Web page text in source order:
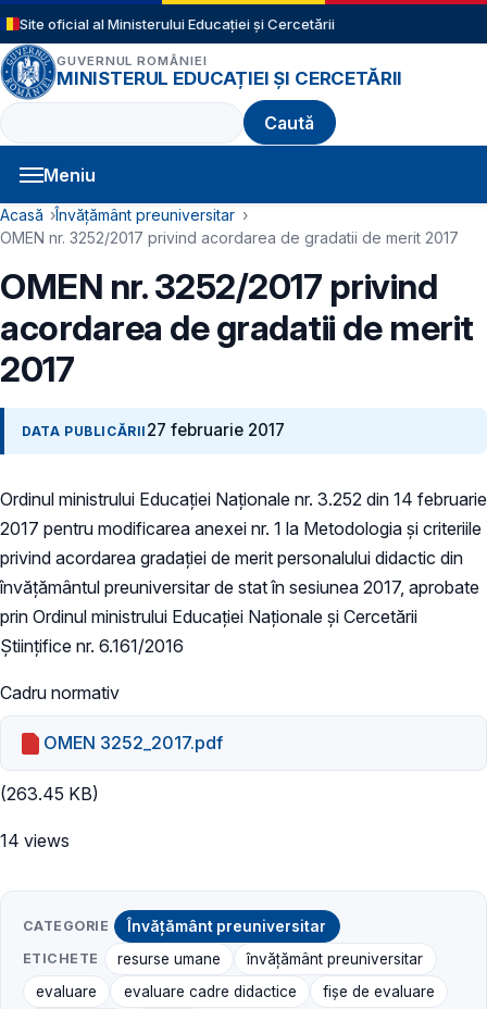
Sari la conținutul principal
Site oficial al Ministerului Educației și Cercetării
GUVERNUL ROMÂNIEI
MINISTERUL EDUCAȚIEI ȘI CERCETĂRII
Caută
Meniu
Navigație principală
Cale de navigare
Acasă
Învățământ preuniversitar
OMEN nr. 3252/2017 privind acordarea de gradatii de merit 2017
OMEN nr. 3252/2017 privind
acordarea de gradatii de merit
2017
DATA PUBLICĂRII 27 februarie 2017
Ordinul ministrului Educației Naționale nr. 3.252 din 14 februarie
2017 pentru modificarea anexei nr. 1 la Metodologia şi criteriile
privind acordarea gradației de merit personalului didactic din
învățământul preuniversitar de stat în sesiunea 2017, aprobate
prin Ordinul ministrului Educației Naționale şi Cercetării
Științifice nr. 6.161/2016
Cadru normativ
OMEN 3252_2017.pdf
(263.45 KB)
14 views
CATEGORIE Învățământ preuniversitar
ETICHETE resurse umane
învățământ preuniversitar
evaluare
evaluare cadre didactice
fișe de evaluare